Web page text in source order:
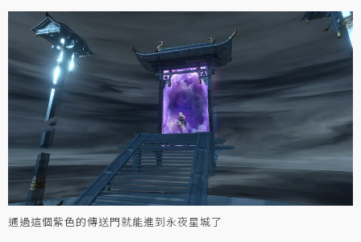
通過這個紫色的傳送門就能進到永夜星城了